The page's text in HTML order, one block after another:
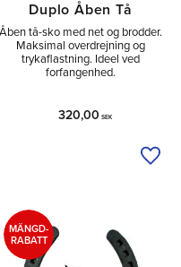
Duplo Åben Tå
Åben tå-sko med net og brodder.
Maksimal overdrejning og
trykaflastning. Ideel ved
forfangenhed.
320,00 SEK
MÄNGD-
RABATT